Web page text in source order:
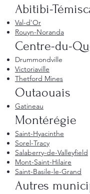
Abitibi-
Val-d'Or
Rouyn-Noranda
Centre-du-
Drummondville
Victoriaville
Thetford Mines
Outaouais
Gatineau
Montérégie
Saint-Hyacinthe
Sorel-Tracy
Salaberry-de-Valleyfield
Mont-Saint-Hilaire
Saint-Basile-le-Grand
Autres